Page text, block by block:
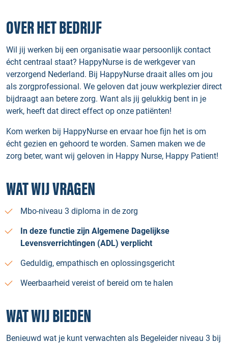
OVER HET BEDRIJF
Wil jij werken bij een organisatie waar persoonlijk contact
écht centraal staat? HappyNurse is de werkgever van
verzorgend Nederland. Bij HappyNurse draait alles om jou
als zorgprofessional. We geloven dat jouw werkplezier direct
bijdraagt aan betere zorg. Want als jij gelukkig bent in je
werk, heeft dat direct effect op onze patiënten!
Kom werken bij HappyNurse en ervaar hoe fijn het is om
écht gezien en gehoord te worden. Samen maken we de
zorg beter, want wij geloven in Happy Nurse, Happy Patient!
WAT WIJ VRAGEN
Mbo-niveau 3 diploma in de zorg
In deze functie zijn Algemene Dagelijkse
Levensverrichtingen (ADL) verplicht
Geduldig, empathisch en oplossingsgericht
Weerbaarheid vereist of bereid om te halen
WAT WIJ BIEDEN
Benieuwd wat je kunt verwachten als Begeleider niveau 3 bij